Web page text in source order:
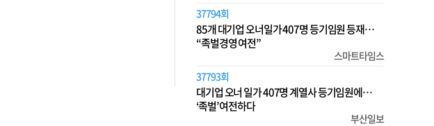
37794회
85개 대기업 오너일가 407명 등기임원 등재…
“족벌경영 여전”
스마트타임스
37793회
대기업 오너 일가 407명 계열사 등기임원에…
‘족벌’ 여전하다
부산일보